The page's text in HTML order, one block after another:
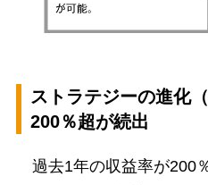
ストラテジーの進化
200％超が続出
過去1年の収益率が200